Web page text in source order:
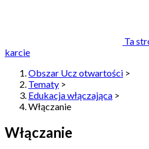
Ta
karcie
Obszar Ucz otwartości >
Tematy >
Edukacja włączająca >
Włączanie
Włączanie